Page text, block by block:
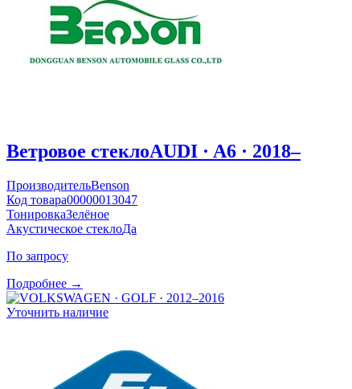
Ветровое стеклоAUDI · A6 · 2018–
ПроизводительBenson
Код товара00000013047
ТонировкаЗелёное
Акустическое стеклоДа
По запросу
Подробнее →
Уточнить наличие